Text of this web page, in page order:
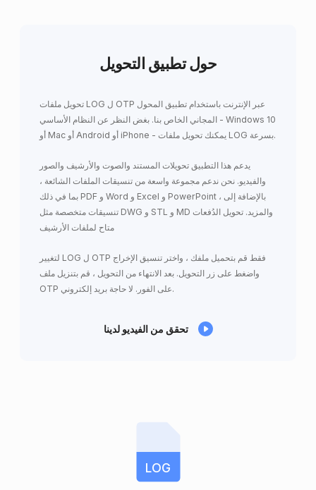
حول تطبيق التحويل
تحويل ملفات LOG ل OTP عبر الإنترنت باستخدام تطبيق المحول
المجاني الخاص بنا. بغض النظر عن النظام الأساسي - Windows 10
أو Mac أو Android أو iPhone - يمكنك تحويل ملفات LOG بسرعة.
يدعم هذا التطبيق تحويلات المستند والصوت والأرشيف والصور
والفيديو. نحن ندعم مجموعة واسعة من تنسيقات الملفات الشائعة ،
بما في ذلك PDF و Word و Excel و PowerPoint ، بالإضافة إلى
تنسيقات متخصصة مثل DWG و STL و MD والمزيد. تحويل الدُفعات
متاح لملفات الأرشيف
لتغيير LOG ل OTP فقط قم بتحميل ملفك ، واختر تنسيق الإخراج
واضغط على زر التحويل. بعد الانتهاء من التحويل ، قم بتنزيل ملف
OTP على الفور. لا حاجة بريد إلكتروني.
تحقق من الفيديو لدينا
LOG